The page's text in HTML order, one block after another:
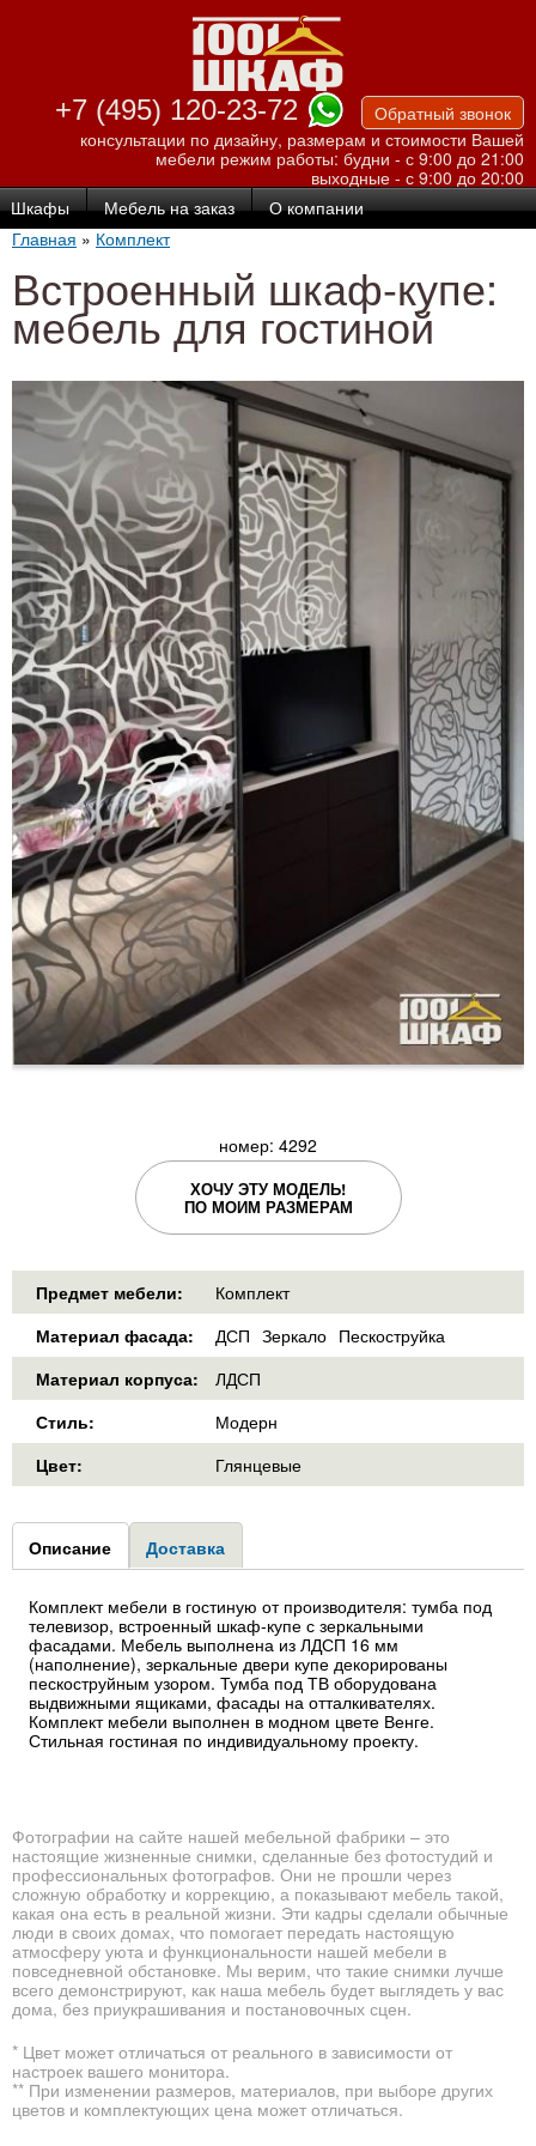
Перейти к
основному
содержанию
+7 (495) 120-23-72
Обратный звонок
консультации по дизайну, размерам и стоимости Вашей
мебели режим работы: будни - с 9:00 до 21:00
выходные - с 9:00 до 20:00
Шкафы Мебель на заказ О компании
Главная » Комплект
Встроенный шкаф-купе:
мебель для гостиной
номер: 4292
ХОЧУ ЭТУ МОДЕЛЬ!
ПО МОИМ РАЗМЕРАМ
Предмет мебели:
Комплект
Материал фасада:
ДСП Зеркало Пескоструйка
Материал корпуса:
ЛДСП
Стиль:
Модерн
Цвет:
Глянцевые
Group1
Описание (активная
вкладка)
Доставка
Комплект мебели в гостиную от производителя: тумба под
телевизор, встроенный шкаф-купе с зеркальными
фасадами. Мебель выполнена из ЛДСП 16 мм
(наполнение), зеркальные двери купе декорированы
пескоструйным узором. Тумба под ТВ оборудована
выдвижными ящиками, фасады на отталкивателях.
Комплект мебели выполнен в модном цвете Венге.
Стильная гостиная по индивидуальному проекту.
Фотографии на сайте нашей мебельной фабрики – это
настоящие жизненные снимки, сделанные без фотостудий и
профессиональных фотографов. Они не прошли через
сложную обработку и коррекцию, а показывают мебель такой,
какая она есть в реальной жизни. Эти кадры сделали обычные
люди в своих домах, что помогает передать настоящую
атмосферу уюта и функциональности нашей мебели в
повседневной обстановке. Мы верим, что такие снимки лучше
всего демонстрируют, как наша мебель будет выглядеть у вас
дома, без приукрашивания и постановочных сцен.
* Цвет может отличаться от реального в зависимости от
настроек вашего монитора.
** При изменении размеров, материалов, при выборе других
цветов и комплектующих цена может отличаться.